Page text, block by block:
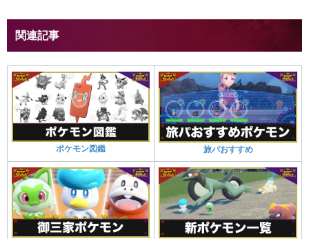
関連記事
ポケモン図鑑 旅パおすすめ